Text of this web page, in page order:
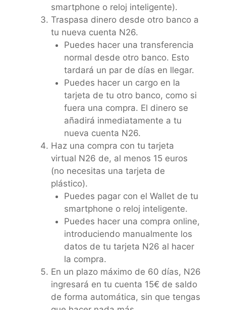
smartphone o reloj inteligente).
Traspasa dinero desde otro banco a
tu nueva cuenta N26.
Puedes hacer una transferencia
normal desde otro banco. Esto
tardará un par de días en llegar.
Puedes hacer un cargo en la
tarjeta de tu otro banco, como si
fuera una compra. El dinero se
añadirá inmediatamente a tu
nueva cuenta N26.
Haz una compra con tu tarjeta
virtual N26 de, al menos 15 euros
(no necesitas una tarjeta de
plástico).
Puedes pagar con el Wallet de tu
smartphone o reloj inteligente.
Puedes hacer una compra online,
introduciendo manualmente los
datos de tu tarjeta N26 al hacer
la compra.
En un plazo máximo de 60 días, N26
ingresará en tu cuenta 15€ de saldo
de forma automática, sin que tengas